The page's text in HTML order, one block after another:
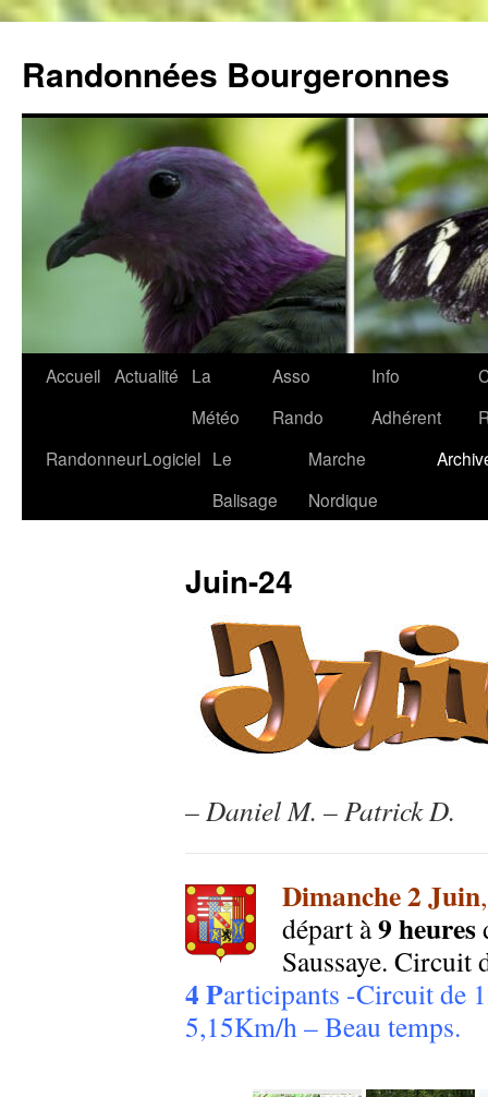
contenu
Randonnées Bourgeronnes
Accueil Actualité
La
Météo
Asso
Rando
Info
Adhérent
RandonneurLogiciel Le
Balisage
Marche
Nordique
Juin-24
– Daniel M. – Patrick D.
Dimanche 2 Juin
départ à9 heures
Saussaye. Circuit
4 Participants -Circuit de
5,15Km/h – Beau temps.